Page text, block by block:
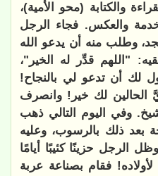
والكتابة (محو الأمية)،
والعكس. فجاء الرجل
وطلب منه أن يدعو الله
"اللهم قدِّر له الخير"،
لك أن تدعو لي بالنجاح!
الحالين لك خير! وانصرف
وفي اليوم التالي ذهب
بعد ذلك بالرسوب، وعليه
الرجل حزينًا كئيبًا أيامًا
فقام بصناعة عربة